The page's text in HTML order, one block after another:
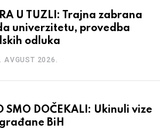
U TUZLI: Trajna zabrana
univerzitetu, provedba
odluka
AVGUST 2026.
SMO DOČEKALI: Ukinuli vize
BiH